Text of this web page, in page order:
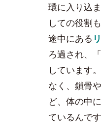
環に入り込
しての役割
途中にある
ろ過され、
しています
なく、鎖骨
ど、体の中
ているんです